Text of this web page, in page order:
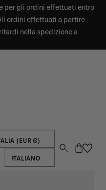
per gli ordini effettuati entro
ordini effettuati a partire
nella spedizione a
(EUR €)
Lingua
ITALIANO
Carrello